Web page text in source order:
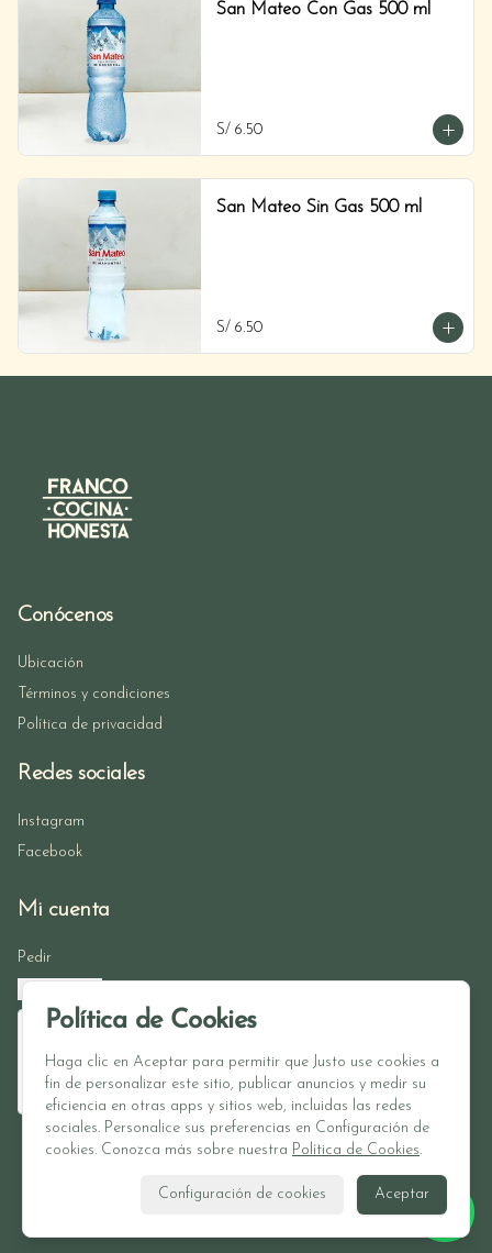
San Mateo Con Gas 500 ml
S/ 6.50
San Mateo Sin Gas 500 ml
S/ 6.50
Conócenos
Ubicación
Términos y condiciones
Política de privacidad
Redes sociales
Instagram
Facebook
Mi cuenta
Pedir
Iniciar sesión
Powered by
Política de Cookies
Haga clic en Aceptar para permitir que Justo use cookies a
fin de personalizar este sitio, publicar anuncios y medir su
eficiencia en otras apps y sitios web, incluidas las redes
sociales. Personalice sus preferencias en Configuración de
cookies. Conozca más sobre nuestra Política de Cookies.
Configuración de cookies Aceptar